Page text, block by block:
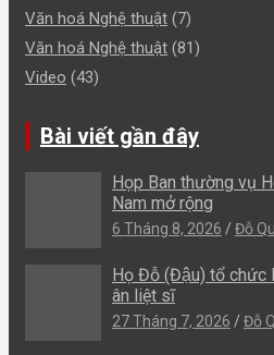
Văn hoá Nghệ thuật (7)
Văn hoá Nghệ thuật (81)
Video (43)
Bài viết gần đây
Họp Ban thường vụ
Nam mở rộng
6 Tháng 8, 2026 Đỗ
Họ Đỗ (Đậu) tổ chức
ân liệt sĩ
27 Tháng 7, 2026 Đỗ